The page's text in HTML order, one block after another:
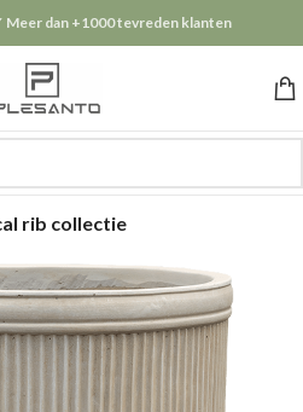
dan +1000 tevreden klanten
rib collectie